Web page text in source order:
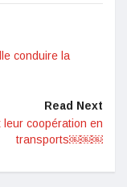
conduire la
Read Next
leur coopération en
transports￼￼￼